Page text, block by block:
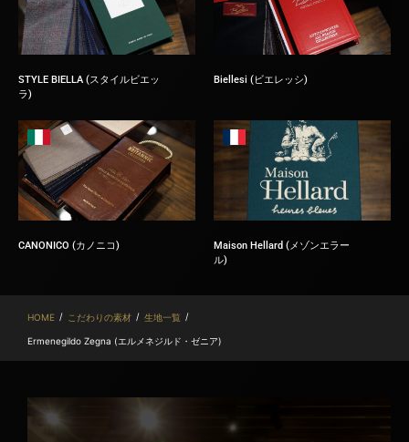
STYLE BIELLA (スタイルビエッ
ラ)
Biellesi (ビエレッシ)
CANONICO (カノニコ)
Maison Hellard (メゾンエラー
ル)
HOME / こだわりの素材 / 生地一覧 /
Ermenegildo Zegna (エルメネジルド・ゼニア)